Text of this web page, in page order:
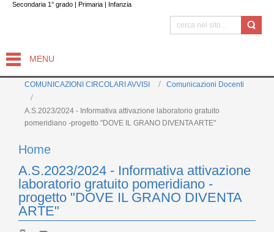
Secondaria 1° grado | Primaria | Infanzia
MENU
COMUNICAZIONI CIRCOLARI AVVISI Comunicazioni Docenti
A.S.2023/2024 - Informativa attivazione laboratorio gratuito
pomeridiano -progetto "DOVE IL GRANO DIVENTA ARTE"
Home
A.S.2023/2024 - Informativa attivazione
laboratorio gratuito pomeridiano -
progetto "DOVE IL GRANO DIVENTA
ARTE"